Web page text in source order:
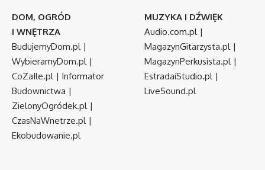
DOM, OGRÓD
I WNĘTRZA
BudujemyDom.pl|
WybieramyDom.pl|
CoZaIle.pl| Informator
Budownictwa |
ZielonyOgródek.pl|
CzasNaWnetrze.pl|
Ekobudowanie.pl
MUZYKA I DŹWIĘK
Audio.com.pl|
MagazynGitarzysta.pl|
MagazynPerkusista.pl|
EstradaiStudio.pl|
LiveSound.pl